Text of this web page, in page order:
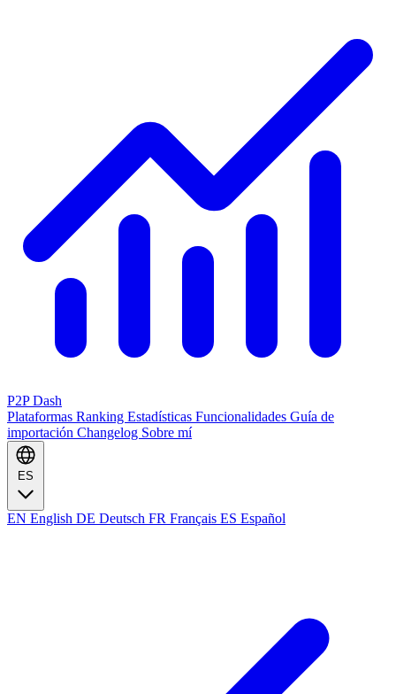
P2P Dash
Plataformas Ranking Estadísticas Funcionalidades Guía de
importación Changelog Sobre mí
ES
EN English DE Deutsch FR Français ES Español